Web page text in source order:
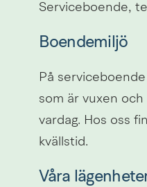
Serviceboende,
Boendemiljö
På
som är vuxen
vardag. Hos oss
kvällstid.
Våra